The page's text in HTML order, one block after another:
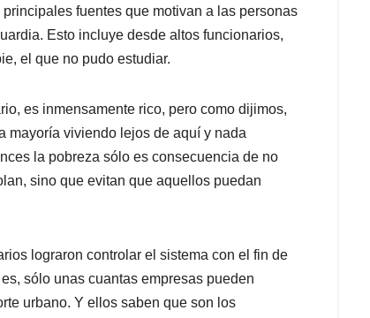
fuentes que motivan a las personas
Esto incluye desde altos funcionarios,
el que no pudo estudiar.
es inmensamente rico, pero como dijimos,
mayoría viviendo lejos de aquí y nada
la pobreza sólo es consecuencia de no
sino que evitan que aquellos puedan
lograron controlar el sistema con el fin de
sólo unas cuantas empresas pueden
urbano. Y ellos saben que son los